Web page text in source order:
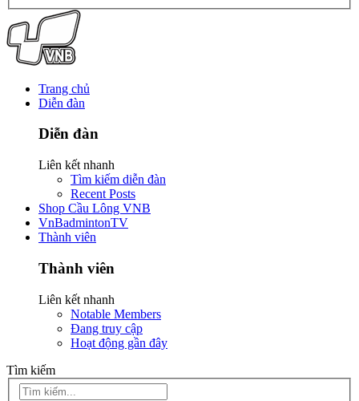
Trang chủ
Diễn đàn
Diễn đàn
Liên kết nhanh
Tìm kiếm diễn đàn
Recent Posts
Shop Cầu Lông VNB
VnBadmintonTV
Thành viên
Thành viên
Liên kết nhanh
Notable Members
Đang truy cập
Hoạt động gần đây
Tìm kiếm